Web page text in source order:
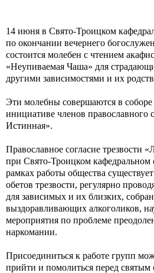
14 июня в Свято-Троицком
по окончании вечернего
состоится молебен с чтением
«Неупиваемая Чаша» для
другими зависимостями и их
Эти молебны совершаются в соборе
инициативе членов православного
Истинная».
Православное согласие трезвости
при Свято-Троицком кафедральном
рамках работы общества
обетов трезвости, регулярно
для зависимых и их близких,
выздоравливающих алкоголиков,
мероприятия по проблеме
наркомании.
Присоединиться к работе групп
прийти и помолиться перед